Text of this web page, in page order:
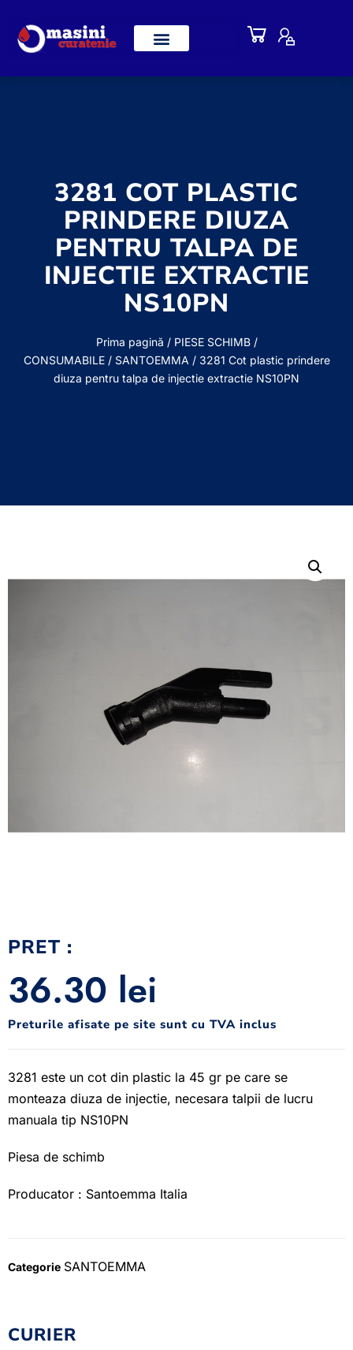
3281 COT PLASTIC
PRINDERE DIUZA
PENTRU TALPA DE
INJECTIE EXTRACTIE
NS10PN
Prima pagină / PIESE SCHIMB /
CONSUMABILE/ SANTOEMMA / 3281 Cot plastic prindere
diuza pentru talpa de injectie extractie NS10PN
PRET :
36.30 lei
Preturile afisate pe site sunt cu TVA inclus
3281 este un cot din plastic la 45 gr pe care se
monteaza diuza de injectie, necesara talpii de lucru
manuala tip NS10PN
Piesa de schimb
Producator : Santoemma Italia
Categorie SANTOEMMA
CURIER